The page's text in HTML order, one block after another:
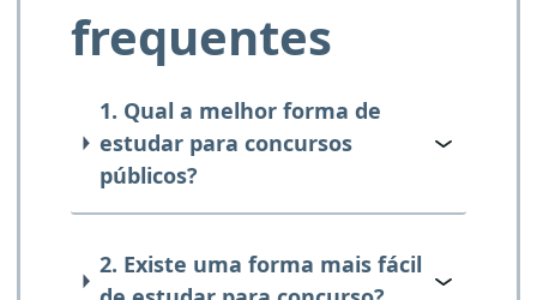
frequentes
1. Qual a melhor forma de
estudar para concursos
públicos?
2. Existe uma forma mais fácil